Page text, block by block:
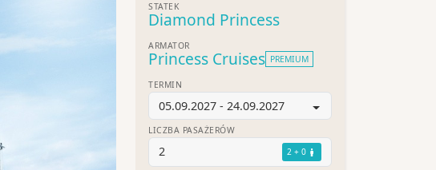
STATEK
Diamond Princess
ARMATOR
Princess Cruises PREMIUM
TERMIN
05.09.2027 - 24.09.2027
LICZBA PASAŻERÓW
2 2 + 0